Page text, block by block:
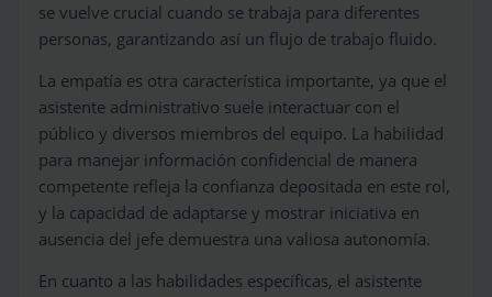
se vuelve crucial cuando se trabaja para diferentes
personas, garantizando así un flujo de trabajo fluido.
La empatía es otra característica importante, ya que el
asistente administrativo suele interactuar con el
público y diversos miembros del equipo. La habilidad
para manejar información confidencial de manera
competente refleja la confianza depositada en este rol,
y la capacidad de adaptarse y mostrar iniciativa en
ausencia del jefe demuestra una valiosa autonomía.
En cuanto a las habilidades específicas, el asistente